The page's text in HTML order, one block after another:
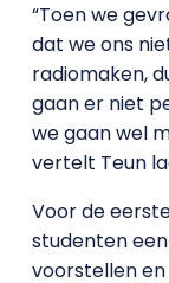
“Toen we
dat we ons
radiomaken,
gaan er niet
we gaan wel
vertelt Teun
Voor de
studenten
voorstellen